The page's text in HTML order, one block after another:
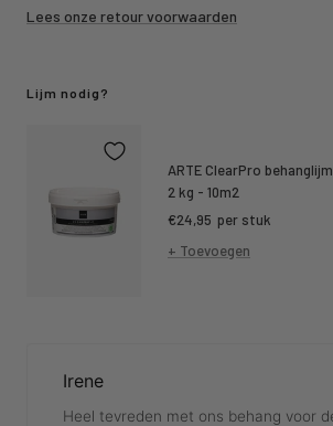
Lees onze retour voorwaarden
Lijm nodig?
ARTE ClearPro behanglijm
2 kg - 10m2
Kortings
prijs
€24,95 per stuk
+ Toevoegen